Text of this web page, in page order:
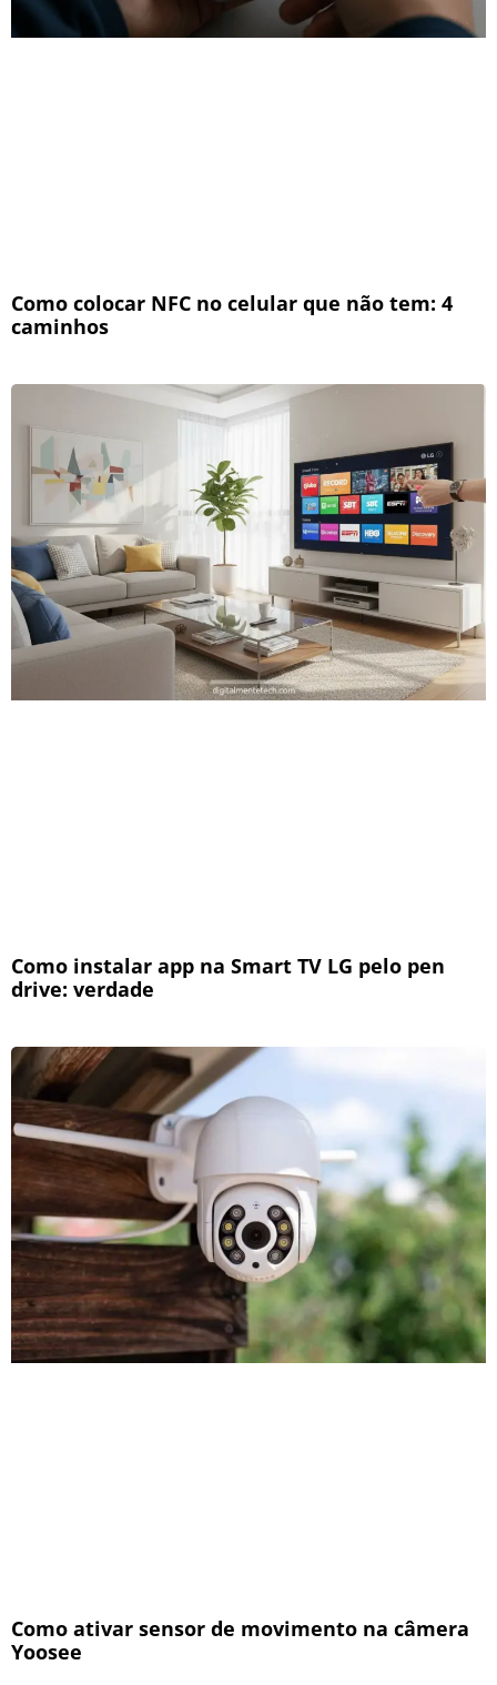
Como colocar NFC no celular que não tem: 4
caminhos
Como instalar app na Smart TV LG pelo pen
drive: verdade
Como ativar sensor de movimento na câmera
Yoosee